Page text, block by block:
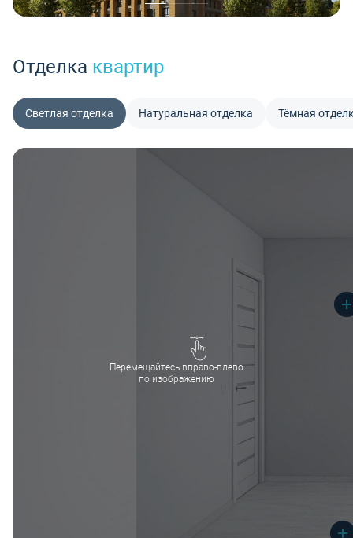
Отделка квартир
Светлая отделка Натуральная отделка Тёмная
Перемещайтесь вправо-влево
по изображению